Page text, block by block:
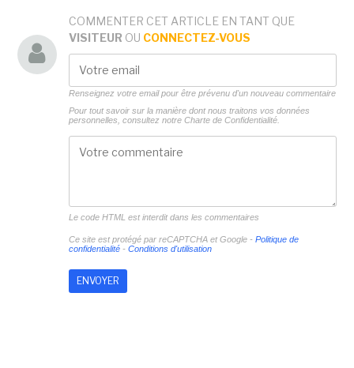
COMMENTER CET ARTICLE EN TANT QUE
VISITEUR OU CONNECTEZ-VOUS
Renseignez votre email pour être prévenu d'un nouveau commentaire
Pour tout savoir sur la manière dont nous traitons vos données
personnelles, consultez notre Charte de Confidentialité.
Le code HTML est interdit dans les commentaires
Ce site est protégé par reCAPTCHA et Google - Politique de
confidentialité- Conditions d'utilisation